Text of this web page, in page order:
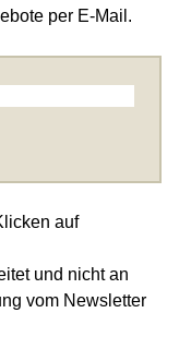
per E-Mail.
auf
und nicht an
vom Newsletter